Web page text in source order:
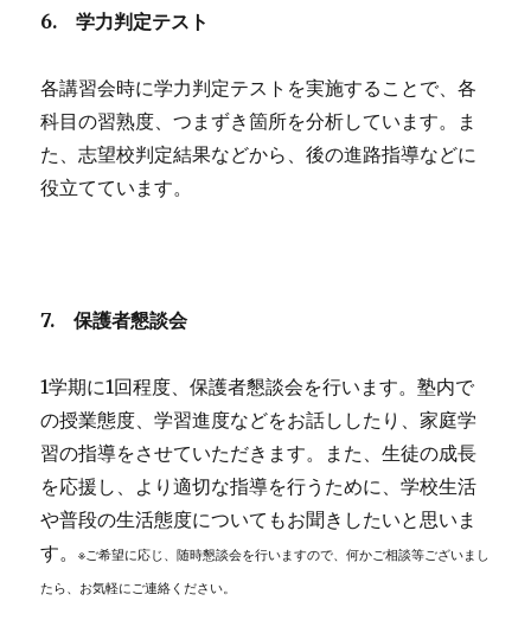
6. 学力判定テスト
各講習会時に学力判定テストを実施することで、各
科目の習熟度、つまずき箇所を分析しています。ま
た、志望校判定結果などから、後の進路指導などに
役立てています。
7. 保護者懇談会
1学期に1回程度、保護者懇談会を行います。塾内で
の授業態度、学習進度などをお話ししたり、家庭学
習の指導をさせていただきます。また、生徒の成長
を応援し、より適切な指導を行うために、学校生活
や普段の生活態度についてもお聞きしたいと思いま
す。※ご希望に応じ、随時懇談会を行いますので、何かご相談等ございまし
たら、お気軽にご連絡ください。